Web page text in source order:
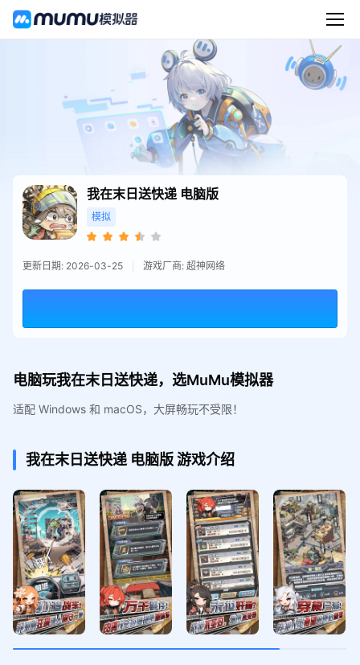
我在末日送快递 电脑版
模拟
更新日期: 2026-03-25 游戏厂商: 超神网络
电脑玩我在末日送快递，选MuMu模拟器
适配 Windows 和 macOS，大屏畅玩不受限！
我在末日送快递 电脑版游戏介绍